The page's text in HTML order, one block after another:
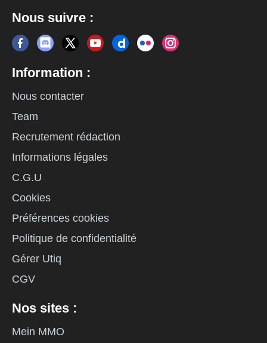
Nous suivre :
Information :
Nous contacter
Team
Recrutement rédaction
Informations légales
C.G.U
Cookies
Préférences cookies
Politique de confidentialité
Gérer Utiq
CGV
Nos sites :
Mein MMO